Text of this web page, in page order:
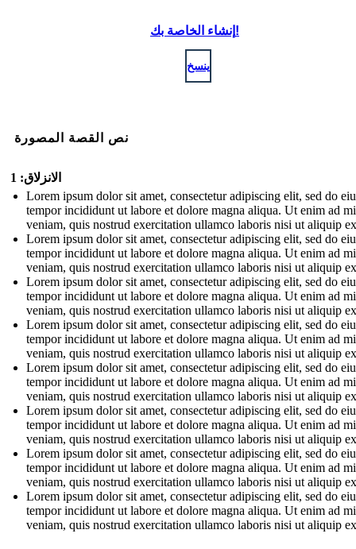
إنشاء الخاصة بك!
ينسخ
نص القصة المصورة
الانزلاق: 1
Lorem ipsum dolor sit amet, consectetur adipiscing elit, sed do
tempor incididunt ut labore et dolore magna aliqua. Ut enim ad
veniam, quis nostrud exercitation ullamco laboris nisi ut aliquip ex
Lorem ipsum dolor sit amet, consectetur adipiscing elit, sed do
tempor incididunt ut labore et dolore magna aliqua. Ut enim ad
veniam, quis nostrud exercitation ullamco laboris nisi ut aliquip ex
Lorem ipsum dolor sit amet, consectetur adipiscing elit, sed do
tempor incididunt ut labore et dolore magna aliqua. Ut enim ad
veniam, quis nostrud exercitation ullamco laboris nisi ut aliquip ex
Lorem ipsum dolor sit amet, consectetur adipiscing elit, sed do
tempor incididunt ut labore et dolore magna aliqua. Ut enim ad
veniam, quis nostrud exercitation ullamco laboris nisi ut aliquip ex
Lorem ipsum dolor sit amet, consectetur adipiscing elit, sed do
tempor incididunt ut labore et dolore magna aliqua. Ut enim ad
veniam, quis nostrud exercitation ullamco laboris nisi ut aliquip ex
Lorem ipsum dolor sit amet, consectetur adipiscing elit, sed do
tempor incididunt ut labore et dolore magna aliqua. Ut enim ad
veniam, quis nostrud exercitation ullamco laboris nisi ut aliquip ex
Lorem ipsum dolor sit amet, consectetur adipiscing elit, sed do
tempor incididunt ut labore et dolore magna aliqua. Ut enim ad
veniam, quis nostrud exercitation ullamco laboris nisi ut aliquip ex
Lorem ipsum dolor sit amet, consectetur adipiscing elit, sed do
tempor incididunt ut labore et dolore magna aliqua. Ut enim ad
veniam, quis nostrud exercitation ullamco laboris nisi ut aliquip ex